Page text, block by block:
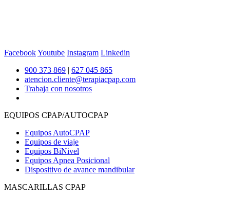
FacebookYoutube Instagram Linkedin
900 373 869 | 627 045 865
atencion.cliente@terapiacpap.com
Trabaja con nosotros
EQUIPOS CPAP/AUTOCPAP
Equipos AutoCPAP
Equipos de viaje
Equipos BiNivel
Equipos Apnea Posicional
Dispositivo de avance mandibular
MASCARILLAS CPAP